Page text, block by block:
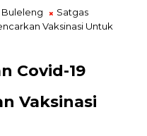
Buleleng
Satgas
Vaksinasi Untuk
Covid-19
Vaksinasi